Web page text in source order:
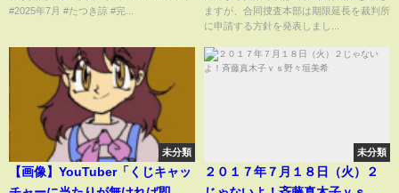
#2025年7月 #たつき諒 #完...
ますが、合同捜査本部は期限延長を裁判所
に申請する方針を発表しまし...
未分類
【画像】YouTuber「くじキャッ
未分類
２０１７年７月１８日（火）２